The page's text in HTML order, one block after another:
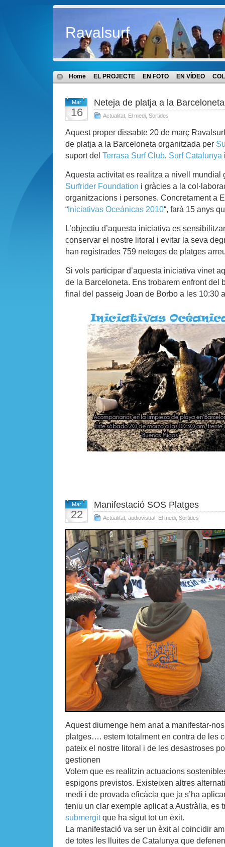
Ravalsurf
Home EL PROJECTE EN FOTO EN VÍDEO
Mar
16
Neteja de platja a la Barceloneta
Actualitat El medi Sortides
Aquest proper dissabte 20 de març
de platja a la Barceloneta organitzada per
suport del Terrasa Surf Club, Surf Catalunya
Aquesta activitat es realitza a nivell mundial
Surfrider Foundation i gràcies a la
organitzacions i persones. Concretament a
“Iniciativas Oceánicas 2010“, farà 15 anys
L’objectiu d’aquesta iniciativa es
conservar el nostre litoral i evitar la seva
han registrades 759 neteges de platges
Si vols participar d’aquesta iniciativa vinet
de la Barceloneta. Ens trobarem enfront del
final del passeig Joan de Borbo a les 10:30
Mar
22
Manifestació SOS Platges
Actualitat audiovisual El medi Sortides
Aquest diumenge hem anat a manifestar-
platges…. estem totalment en contra de les
pateix el nostre litoral i de les desastroses
gestionen
Volem que es realitzin actuacions
espigons previstos. Existeixen altres
medi i de provada eficàcia que ja s’ha
teniu un clar exemple aplicat a Austràlia, es
submergitque ha sigut tot un èxit.
La manifestació va ser un èxit al coincidir
de totes les lluites de Catalunya que